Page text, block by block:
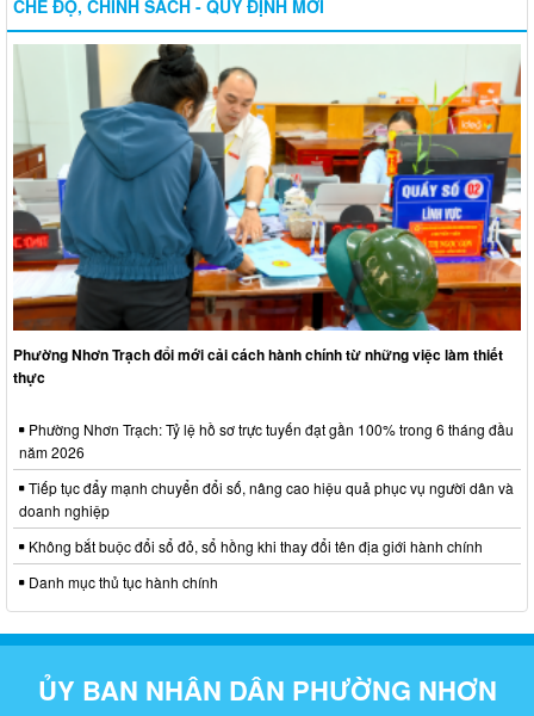
CHẾ ĐỘ, CHÍNH SÁCH - QUY ĐỊNH MỚI
Phường Nhơn Trạch đổi mới cải cách hành chính từ những việc làm thiết
thực
Phường Nhơn Trạch: Tỷ lệ hồ sơ trực tuyến đạt gần 100% trong 6 tháng đầu
năm 2026
Tiếp tục đẩy mạnh chuyển đổi số, nâng cao hiệu quả phục vụ người dân và
doanh nghiệp
Không bắt buộc đổi sổ đỏ, sổ hồng khi thay đổi tên địa giới hành chính
Danh mục thủ tục hành chính
ỦY BAN NHÂN DÂN PHƯỜNG NHƠN